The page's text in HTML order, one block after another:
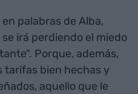
palabras de Alba,
irá perdiendo el miedo
Porque, además,
tarifas bien hechas y
aquello que le